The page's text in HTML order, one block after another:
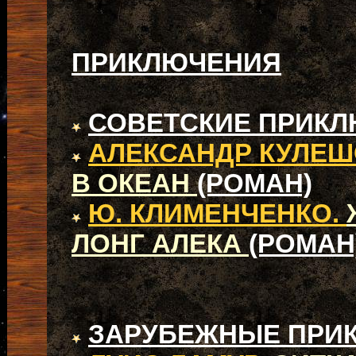
ПРИКЛЮЧЕНИЯ
СОВЕТСКИЕ
АЛЕКСАНДР
В ОКЕАН(РОМАН)
Ю. КЛИМЕНЧЕНКО.
ЛОНГ АЛЕКА
ЗАРУБЕЖНЫЕ